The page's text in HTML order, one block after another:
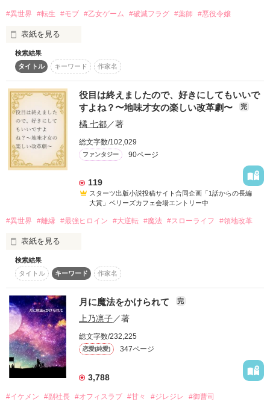
賞」ベリーズカフェ会場
その他の条件 動画あり
クールで人嫌いな最強パパに愛されるため、
サマラは今日もいい子で頑張ります！
未来の悪役令嬢
あざとい幼女サマラ（5歳）
世界最強の魔法使い
人嫌いなイケメン魔公爵ディー（25歳）
魔法と妖精の世界で
サマラは無事に生き延びることが出来るのか!?
2020.09.08　公開完結
＊名古屋ゆりあ様
＊たぬき様
＊nonn77様
作品を読む
#異世界 #転生 #モブ #乙女ゲーム #破滅フラグ #薬師 #悪役令嬢
表紙を見る
転生先は、前世ではまっていた乙女ゲームの世界！
でも、ヒロインでもなく、悪役令嬢でもなく、モブキャラって
アリなの!?
しかも、モブなのに、悪役令嬢の策にハマって、校舎ごと破滅
されるって、どういうこと!?
モブキャラらしく、地味な魔法薬学科に転入してみたけれど、
どうやら厄介ごとに巻き込まれそうです…!?
作品を読む
検索結果
タイトル
キーワード 作家名
役目は終えましたので、好きにしてもいいで
すよね？〜地味才女の楽しい改革劇〜
完
橘 七都／著
総文字数/102,029
ファンタジー 90ページ
119
スターツ出版小説投稿サイト合同企画「1話からの長編
大賞」ベリーズカフェ会場エントリー中
#異世界 #離縁 #最強ヒロイン #大逆転 #魔法 #スローライフ #領地改革
表紙を見る
※1話だけ大賞応募作品です。
*2026/3/31
第2回1話だけ大賞 ベリーズカフェ会場にて
「最強令嬢×〇〇」部門　部門賞いただきました。
ありがとうございます！
*2026/6/30
「1話からの長編大賞」応募のため長編化。
作品を読む
検索結果
タイトル
キーワード 作家名
月に魔法をかけられて 完
上乃凛子／著
総文字数/232,225
恋愛(純愛) 347ページ
3,788
#イケメン #副社長 #オフィスラブ #甘々 #ジレジレ #御曹司